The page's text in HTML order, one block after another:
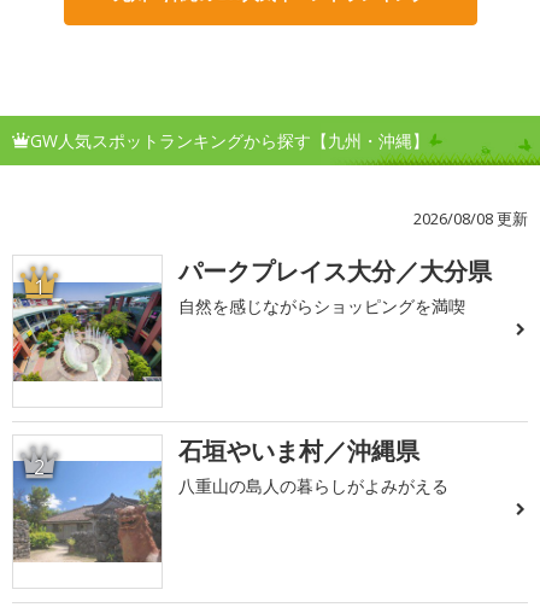
GW人気スポットランキングから探す【九州・沖縄】
2026/08/08 更新
1 パークプレイス大分／大分県
自然を感じながらショッピングを満喫
2 石垣やいま村／沖縄県
八重山の島人の暮らしがよみがえる